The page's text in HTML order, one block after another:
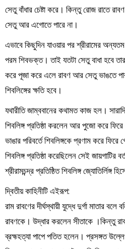
সেতু বাঁধার চেষ্টা করে। কিন্তু রোজ রাতে
সেতু আর এগোতে পারে না।
এভাবে কিছুদিন যাওয়ার পর শ্রীরামের
পরম শিবভক্ত। তাই যতটা সেতু বাধা হবে তার
করে পূজা করে এলে রাবণ আর সেতু ভাঙতে
শিবলিঙ্গের ক্ষতি হবে।
যথারীতি জাম্ববানের কথামত কাজ হল।
শিবলিঙ্গ প্রতিষ্ঠা করলেন আর পুজো করে
ভাঙার পরিবর্তে শিবলিঙ্গকে প্রণাম করে ফিরে
শিবলিঙ্গ প্রতিষ্ঠা করেছিলেন সেই
শ্রীরামচন্দ্র প্রতিষ্ঠিত শিবলিঙ্গ
দ্বিতীয় কাহিনীটি এইরূপ:
রাম রাবণের দীর্ঘস্থায়ী যুদ্ধে দুর্গা মাতার
রাবণকে। উদ্ধার করলেন সীতাকে ।কিন্তু
ব্রহ্মহত্যা পাপে পতিত হলেন। প্রসঙ্গত